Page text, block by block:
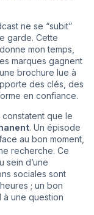
ne se “subit”
garde. Cette
mon temps,
marques gagnent
brochure lue à
des clés, des
en confiance.
constatent que le
. Un épisode
au bon moment,
recherche. Ce
sein d’une
sociales sont
; un bon
une question